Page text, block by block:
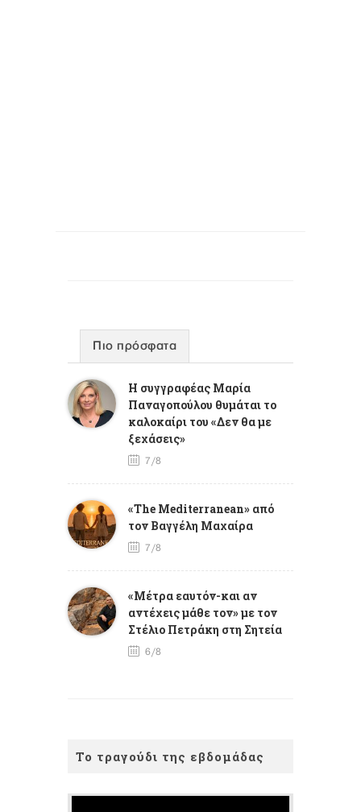
Πιο πρόσφατα
Η συγγραφέας Μαρία
Παναγοπούλου θυμάται το
καλοκαίρι του «Δεν θα με
ξεχάσεις»
7/8
«The Mediterranean» από
τον Βαγγέλη Μαχαίρα
7/8
«Μέτρα εαυτόν-και αν
αντέχεις μάθε τον» με τον
Στέλιο Πετράκη στη Σητεία
6/8
Το τραγούδι της εβδομάδας